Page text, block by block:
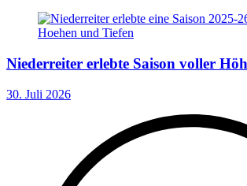
Niederreiter erlebte Saison voller
30. Juli 2026